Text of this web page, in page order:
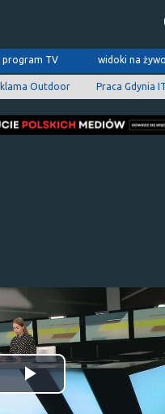
program TV widoki na
Outdoor Praca Gdynia
Odtwórz